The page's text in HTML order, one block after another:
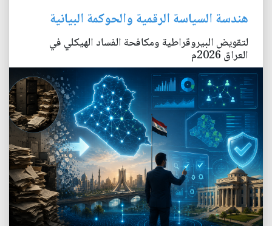
هندسة السياسة الرقمية والحوكمة البيانية
لتقويض البيروقراطية ومكافحة الفساد الهيكلي في
العراق 2026م